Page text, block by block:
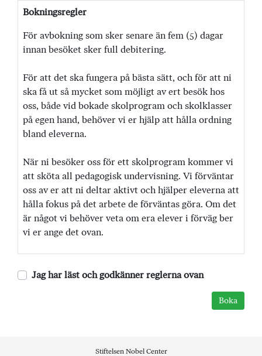
Bokningsregler
För avbokning som sker senare än fem (5) dagar
innan besöket sker full debitering.
För att det ska fungera på bästa sätt, och för att ni
ska få ut så mycket som möjligt av ert besök hos
oss, både vid bokade skolprogram och skolklasser
på egen hand, behöver vi er hjälp att hålla ordning
bland eleverna.
När ni besöker oss för ett skolprogram kommer vi
att sköta all pedagogisk undervisning. Vi förväntar
oss av er att ni deltar aktivt och hjälper eleverna att
hålla fokus på det arbete de förväntas göra. Om det
är något vi behöver veta om era elever i förväg ber
vi er ange det ovan.
Jag har läst och godkänner reglerna ovan
Stiftelsen Nobel Center